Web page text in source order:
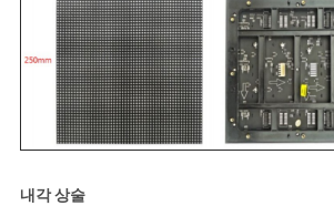
요
이
내각 상술